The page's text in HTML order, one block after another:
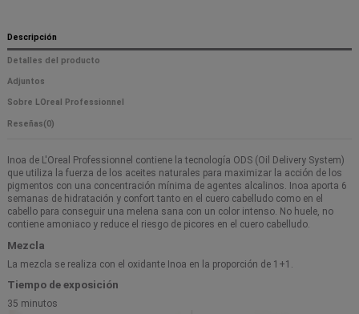
Descripción
Detalles del producto
Adjuntos
Sobre LOreal Professionnel
Reseñas(0)
Inoa de L'Oreal Professionnel contiene la tecnología ODS (Oil Delivery System)
que utiliza la fuerza de los aceites naturales para maximizar la acción de los
pigmentos con una concentración mínima de agentes alcalinos. Inoa aporta 6
semanas de hidratación y confort tanto en el cuero cabelludo como en el
cabello para conseguir una melena sana con un color intenso. No huele, no
contiene amoniaco y reduce el riesgo de picores en el cuero cabelludo.
Mezcla
La mezcla se realiza con el oxidante Inoa en la proporción de 1+1.
Tiempo de exposición
35 minutos